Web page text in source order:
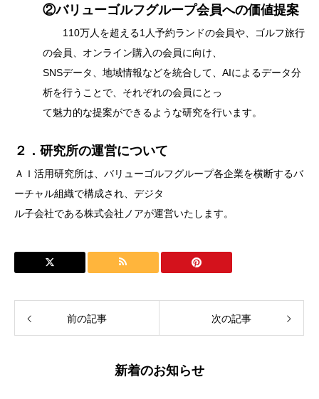
②バリューゴルフグループ会員への価値提案
110万人を超える1人予約ランドの会員や、ゴルフ旅行
の会員、オンライン購入の会員に向け、
SNSデータ、地域情報などを統合して、AIによるデータ分
析を行うことで、それぞれの会員にとっ
て魅力的な提案ができるような研究を行います。
２．研究所の運営について
ＡＩ活用研究所は、バリューゴルフグループ各企業を横断するバ
ーチャル組織で構成され、デジタ
ル子会社である株式会社ノアが運営いたします。
前の記事 次の記事
新着のお知らせ